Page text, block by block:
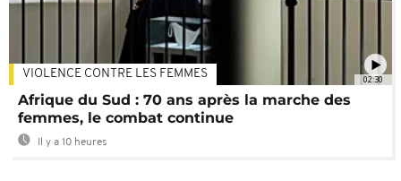
02:30
VIOLENCE CONTRE LES FEMMES
Afrique du Sud : 70 ans après la marche des
femmes, le combat continue
Il y a 10 heures